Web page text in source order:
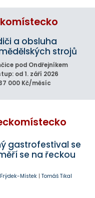
a obsluha
strojů
pod Ondřejníkem
od 1. září 2026
000 Kč/měsíc
gastrofestival se
se na řeckou
Frýdek-Místek| Tomáš Tikal